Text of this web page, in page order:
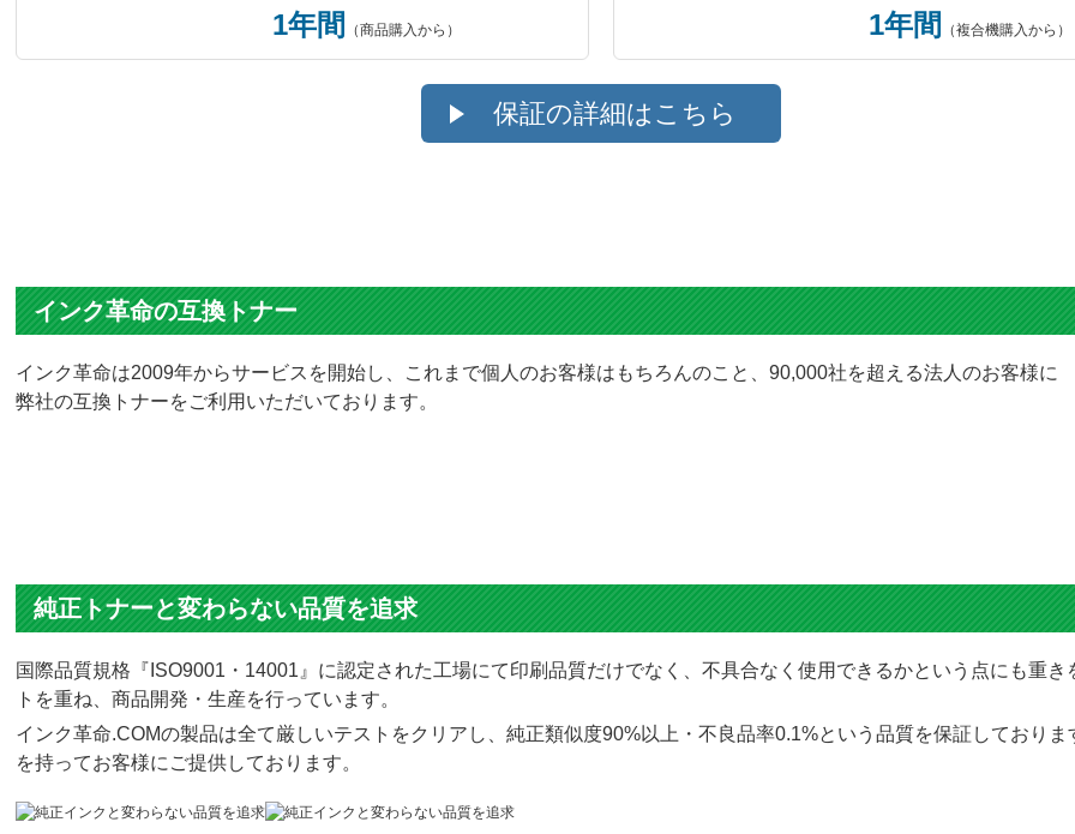
1年間 （商品購入から） 1年間 （複合機購入から）
保証の詳細はこちら
インク革命の互換トナー
インク革命は2009年からサービスを開始し、これまで個人のお客様はもちろんのこと、90,000社を超える法人のお客様に
弊社の互換トナーをご利用いただいております。
純正トナーと変わらない品質を追求
国際品質規格『ISO9001・14001』に認定された工場にて印刷品質だけでなく、不具合なく使用できるかという点にも重き
トを重ね、商品開発・生産を行っています。
インク革命.COMの製品は全て厳しいテストをクリアし、純正類似度90%以上・不良品率0.1%という品質を保証しておりま
を持ってお客様にご提供しております。